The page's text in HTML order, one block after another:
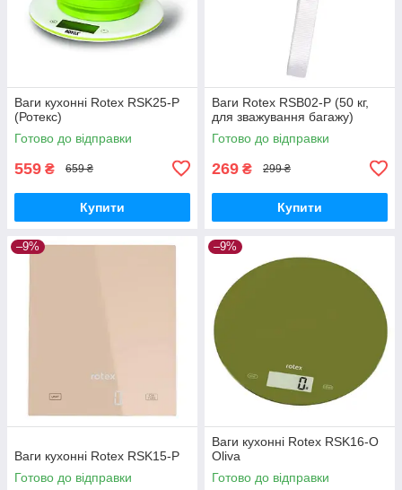
Ваги кухонні Rotex RSK25-P
(Ротекс)
Готово до відправки
559 ₴ 659 ₴
Купити
Ваги Rotex RSB02-P (50 кг,
для зважування багажу)
Готово до відправки
269 ₴ 299 ₴
Купити
–9%
Ваги кухонні Rotex RSK15-P
Готово до відправки
–9%
Ваги кухонні Rotex RSK16-O
Oliva
Готово до відправки